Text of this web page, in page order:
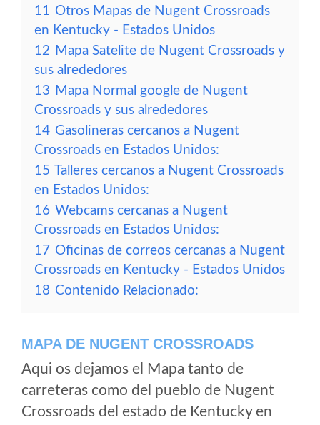
11 Otros Mapas de Nugent Crossroads
en Kentucky - Estados Unidos
12 Mapa Satelite de Nugent Crossroads y
sus alrededores
13 Mapa Normal google de Nugent
Crossroads y sus alrededores
14 Gasolineras cercanos a Nugent
Crossroads en Estados Unidos:
15 Talleres cercanos a Nugent Crossroads
en Estados Unidos:
16 Webcams cercanas a Nugent
Crossroads en Estados Unidos:
17 Oficinas de correos cercanas a Nugent
Crossroads en Kentucky - Estados Unidos
18 Contenido Relacionado:
MAPA DE NUGENT CROSSROADS
Aqui os dejamos el Mapa tanto de
carreteras como del pueblo de Nugent
Crossroads del estado de Kentucky en